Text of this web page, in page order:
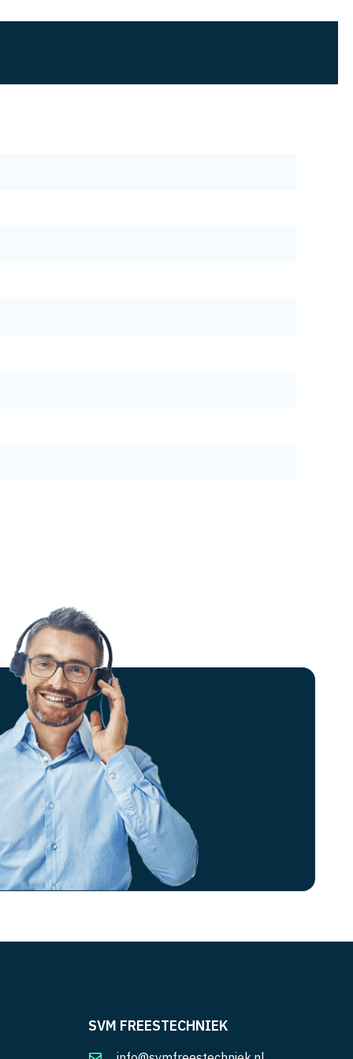
SVM FREESTECHNIEK